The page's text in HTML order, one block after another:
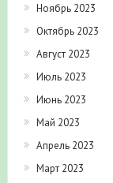
Ноябрь 2023
Октябрь 2023
Август 2023
Июль 2023
Июнь 2023
Май 2023
Апрель 2023
Март 2023